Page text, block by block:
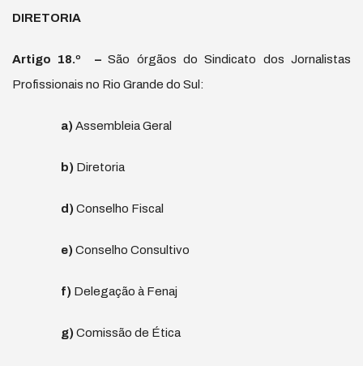
DIRETORIA
Artigo 18.º – São órgãos do Sindicato dos Jornalistas
Profissionais no Rio Grande do Sul:
a) Assembleia Geral
b) Diretoria
d) Conselho Fiscal
e) Conselho Consultivo
f) Delegação à Fenaj
g) Comissão de Ética